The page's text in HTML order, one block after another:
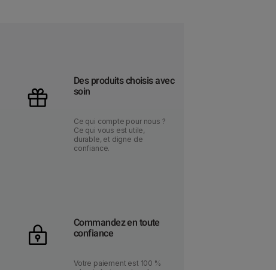
Des produits choisis avec
soin
Ce qui compte pour nous ?
Ce qui vous est utile,
durable, et digne de
confiance.
Commandez en toute
confiance
Votre paiement est 100 %